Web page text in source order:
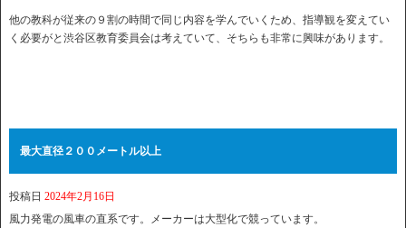
他の教科が従来の９割の時間で同じ内容を学んでいくため、指導観を変えてい
く必要がと渋谷区教育委員会は考えていて、そちらも非常に興味があります。
最大直径２００メートル以上
投稿日 2024年2月16日
風力発電の風車の直系です。メーカーは大型化で競っています。